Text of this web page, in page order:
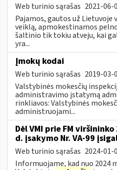
Web turinio sąrašas 2021-06-
Pajamos, gautos už Lietuvoje
veiklą, apmokestinamos
šaltinio tik tokiu atveju, kai
yra...
Įmokų kodai
Web turinio sąrašas 2019-03-
Valstybinės mokesčių
administravimo įstatymą
rinkliavos: Valstybinės
administruojami...
Dėl VMI prie FM
d. įsakymo Nr. VA-99
Web turinio sąrašas 2024-01-
Informuojame, kad nuo 2024